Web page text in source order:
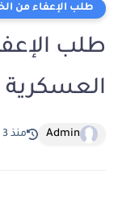
طلب الإعفاء من
طلب
العسكرية
Admin منذ 3 سنة